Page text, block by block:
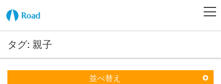
タグ: 親子
並べ替え